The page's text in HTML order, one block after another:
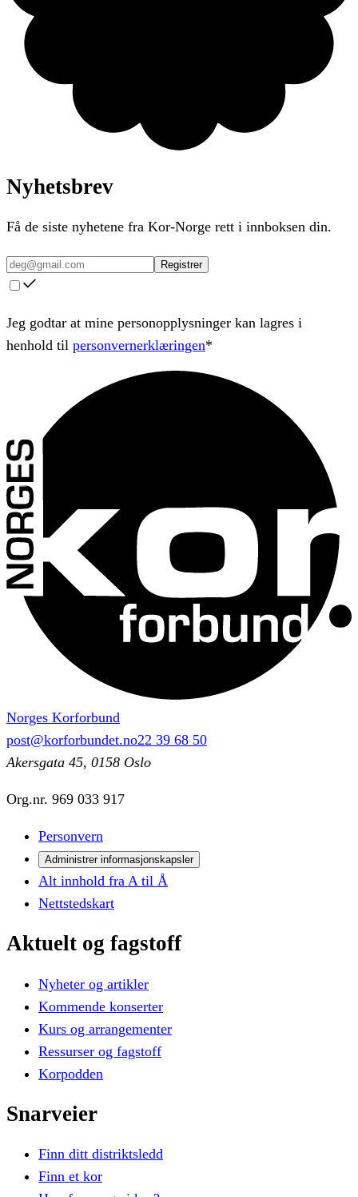
Nyhetsbrev
Få de siste nyhetene fra Kor-Norge rett i innboksen din.
Registrer
Jeg godtar at mine personopplysninger kan lagres i
henhold til personvernerklæringen*
Norges Korforbund
post@korforbundet.no22 39 68 50
Akersgata 45, 0158 Oslo
Org.nr. 969 033 917
Personvern
Administrer informasjonskapsler
Alt innhold fra A til Å
Nettstedskart
Aktuelt og fagstoff
Nyheter og artikler
Kommende konserter
Kurs og arrangementer
Ressurser og fagstoff
Korpodden
Snarveier
Finn ditt distriktsledd
Finn et kor